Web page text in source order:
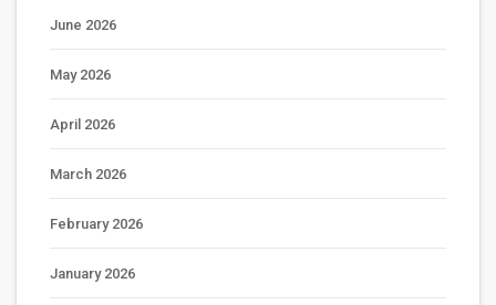
June 2026
May 2026
April 2026
March 2026
February 2026
January 2026